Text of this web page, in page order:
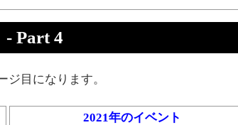
- Part 4
ジ目になります。
2021年のイベント